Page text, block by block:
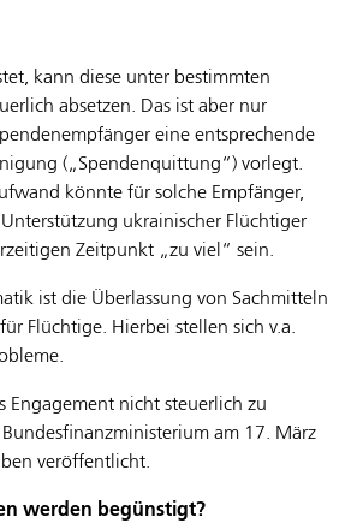
kann diese unter bestimmten
absetzen. Das ist aber nur
eine entsprechende
(„Spendenquittung“) vorlegt.
könnte für solche Empfänger,
ukrainischer Flüchtiger
Zeitpunkt „zu viel“ sein.
ist die Überlassung von Sachmitteln
Flüchtige. Hierbei stellen sich v.a.
Engagement nicht steuerlich zu
am 17. März
veröffentlicht.
werden begünstigt?